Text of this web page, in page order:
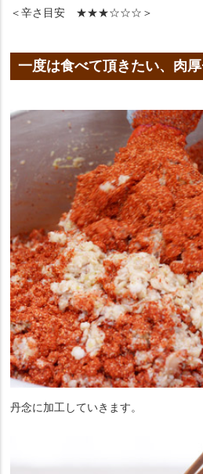
＜辛さ目安 ★★★☆☆☆＞
一度は食べて頂きたい、肉
丹念に加工していきます。